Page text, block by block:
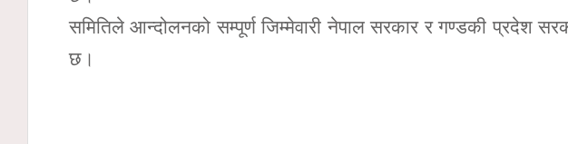
समितिले आन्दोलनको सम्पूर्ण जिम्मेवारी नेपाल सरकार र गण्डकी प्रदेश
छ।